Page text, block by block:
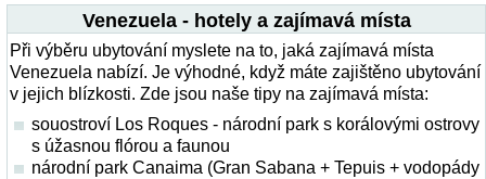
Venezuela - hotely a zajímavá místa
Při výběru ubytování myslete na to, jaká zajímavá místa
Venezuela nabízí. Je výhodné, když máte zajištěno ubytování
v jejich blízkosti. Zde jsou naše tipy na zajímavá místa:
souostroví Los Roques - národní park s korálovými ostrovy
s úžasnou flórou a faunou
národní park Canaima (Gran Sabana + Tepuis + vodopády